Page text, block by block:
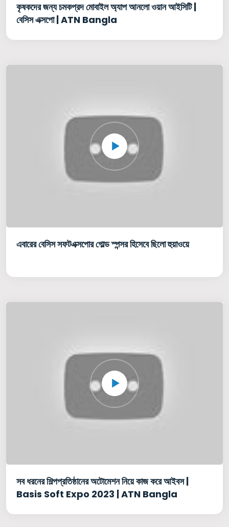
কৃষকদের জন্য চমকপ্রদ মোবাইল অ্যাপ আনলো ওয়ান আইসিটি |
বেসিস এক্সপো | ATN Bangla
এবারের বেসিস সফটএক্সপোর গোল্ড স্পন্সর হিসেবে ছিলো হুয়াওয়ে
সব ধরনের শিল্পপ্রতিষ্ঠানের অটোমেশন নিয়ে কাজ করে আইবস |
Basis Soft Expo 2023 | ATN Bangla